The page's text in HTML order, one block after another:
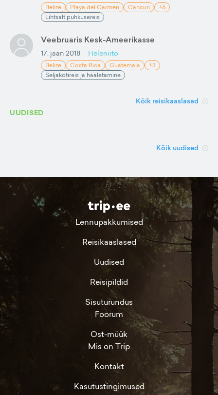
Belize Playa del Carmen Cancun
+6
Lihtsalt puhkusereis
Veebruaris Kesk-Ameerikasse
17. jaan 2018 Heleniito
Belize Costa Rica Guatemala
+3
Seljakotireis ja hääletamine
Kõik reisikaaslased
UUDISED
Kõik uudised
Lennupakkumised
Reisikaaslased
Uudised
Reisipildid
Sisuturundus
Foorum
Ost-müük
Mis on Trip
Kontakt
Kasutustingimused